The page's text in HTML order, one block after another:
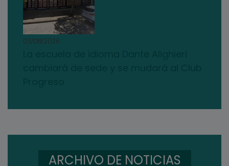
03/08/2026
ARCHIVO DE NOTICIAS